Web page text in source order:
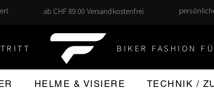
ab CHF 89.00 Versandkostenfrei
BIKER FASHION
HELME & VISIERE TECHNIK /